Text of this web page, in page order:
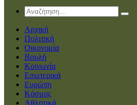
Αρχική
Πολιτική
Οικονομία
Βουλή
Κοινωνία
Εσωτερικά
Ευρώπη
Κόσμος
Αθλητικά